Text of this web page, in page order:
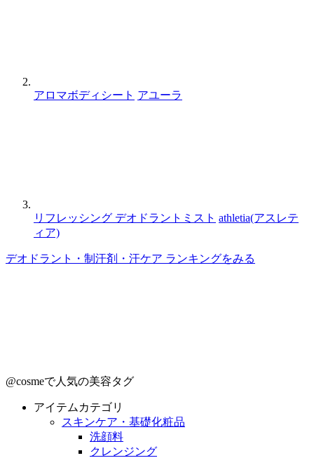
アロマボディシート アユーラ
リフレッシング デオドラントミスト athletia(アスレテ
ィア)
デオドラント・制汗剤・汗ケア ランキングをみる
@cosmeで人気の美容タグ
アイテムカテゴリ
スキンケア・基礎化粧品
洗顔料
クレンジング